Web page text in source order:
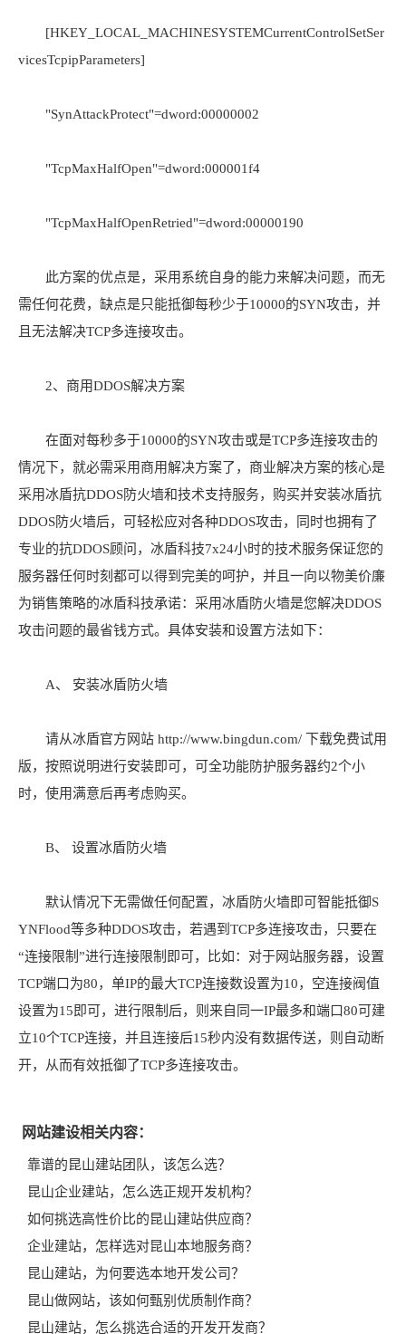
[HKEY_LOCAL_MACHINESYSTEMCurrentControlSetSer
vicesTcpipParameters]
"SynAttackProtect"=dword:00000002
"TcpMaxHalfOpen"=dword:000001f4
"TcpMaxHalfOpenRetried"=dword:00000190
此方案的优点是，采用系统自身的能力来解决问题，而无
需任何花费，缺点是只能抵御每秒少于10000的SYN攻击，并
且无法解决TCP多连接攻击。
2、商用DDOS解决方案
在面对每秒多于10000的SYN攻击或是TCP多连接攻击的
情况下，就必需采用商用解决方案了，商业解决方案的核心是
采用冰盾抗DDOS防火墙和技术支持服务，购买并安装冰盾抗
DDOS防火墙后，可轻松应对各种DDOS攻击，同时也拥有了
专业的抗DDOS顾问，冰盾科技7x24小时的技术服务保证您的
服务器任何时刻都可以得到完美的呵护，并且一向以物美价廉
为销售策略的冰盾科技承诺：采用冰盾防火墙是您解决DDOS
攻击问题的最省钱方式。具体安装和设置方法如下：
A、 安装冰盾防火墙
请从冰盾官方网站 http://www.bingdun.com/ 下载免费试用
版，按照说明进行安装即可，可全功能防护服务器约2个小
时，使用满意后再考虑购买。
B、 设置冰盾防火墙
默认情况下无需做任何配置，冰盾防火墙即可智能抵御S
YNFlood等多种DDOS攻击，若遇到TCP多连接攻击，只要在
“连接限制”进行连接限制即可，比如：对于网站服务器，设置
TCP端口为80，单IP的最大TCP连接数设置为10，空连接阀值
设置为15即可，进行限制后，则来自同一IP最多和端口80可建
立10个TCP连接，并且连接后15秒内没有数据传送，则自动断
开，从而有效抵御了TCP多连接攻击。
网站建设相关内容：
靠谱的昆山建站团队，该怎么选？
昆山企业建站，怎么选正规开发机构？
如何挑选高性价比的昆山建站供应商？
企业建站，怎样选对昆山本地服务商？
昆山建站，为何要选本地开发公司？
昆山做网站，该如何甄别优质制作商？
昆山建站，怎么挑选合适的开发开发商？